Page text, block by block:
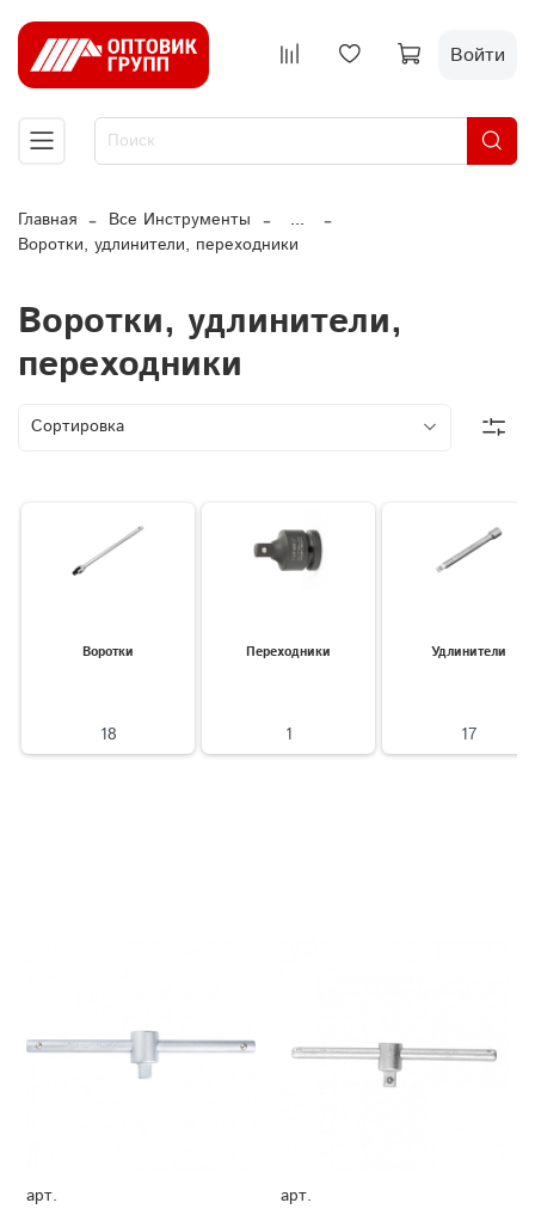
Войти
Главная Все Инструменты
...
Воротки, удлинители, переходники
Воротки, удлинители,
переходники
Воротки
18
Переходники
1
Удлинители
17
арт.
арт.